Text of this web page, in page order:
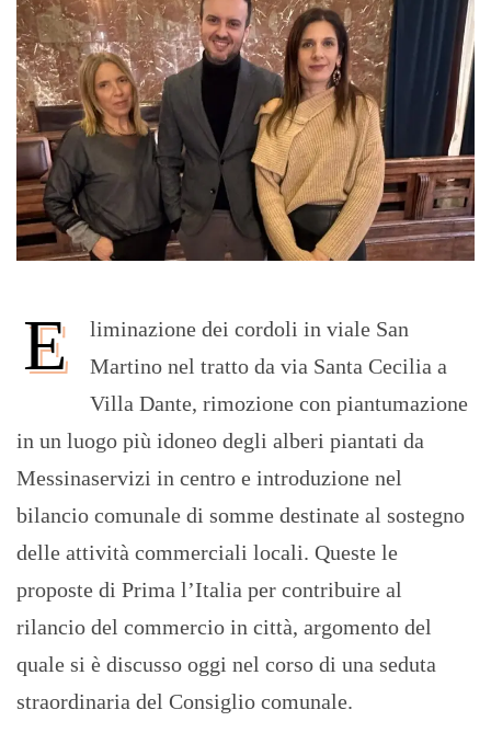
E
liminazione dei cordoli in viale San
Martino nel tratto da via Santa Cecilia a
Villa Dante, rimozione con piantumazione
in un luogo più idoneo degli alberi piantati da
Messinaservizi in centro e introduzione nel
bilancio comunale di somme destinate al sostegno
delle attività commerciali locali. Queste le
proposte di Prima l’Italia per contribuire al
rilancio del commercio in città, argomento del
quale si è discusso oggi nel corso di una seduta
straordinaria del Consiglio comunale.